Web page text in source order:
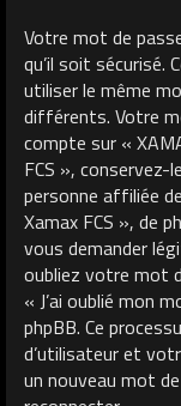
Votre mot de
qu’il soit sécurisé.
utiliser le même
différents. Votre
compte sur «
FCS », conservez-
personne affiliée
Xamax FCS », de
vous demander
oubliez votre mot
« J’ai oublié mon
phpBB. Ce
d’utilisateur et
un nouveau mot